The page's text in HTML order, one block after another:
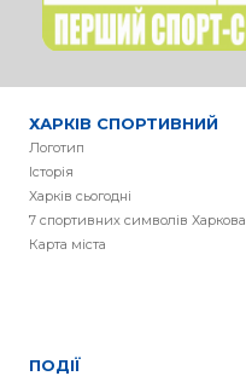
ХАРКІВ СПОРТИВНИЙ
Логотип
Історія
Харків сьогодні
7 спортивних символів Харкова
Карта міста
ПОДІЇ